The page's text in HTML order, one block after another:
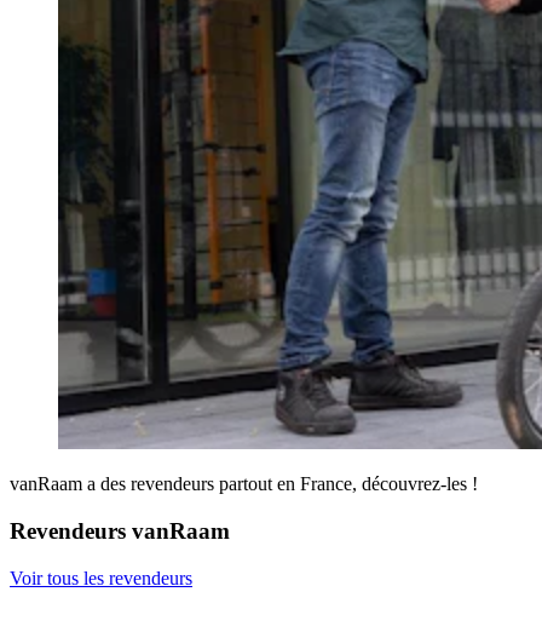
vanRaam a des revendeurs partout en France, découvrez-les !
Revendeurs vanRaam
Voir tous les revendeurs